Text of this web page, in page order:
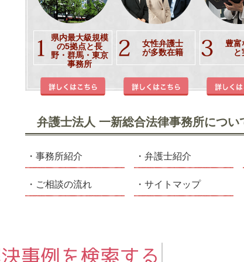
県内最大級規模
の5拠点と長
野・群馬・東京
事務所
女性弁護士
が多数在籍
豊富
と
弁護士法人 一新総合法律事務所につい
事務所紹介 弁護士紹介
ご相談の流れ サイトマップ